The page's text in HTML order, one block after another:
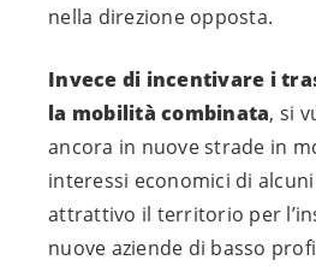
nella direzione opposta.
Invece di incentivare i
la mobilità combinata, si
ancora in nuove strade in
interessi economici di
attrattivo il territorio per
nuove aziende di basso